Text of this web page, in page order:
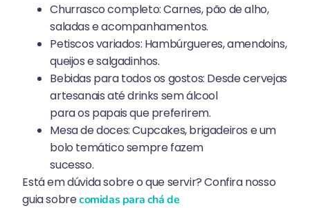
Churrasco completo: Carnes, pão de alho,
saladas e acompanhamentos.
Petiscos variados: Hambúrgueres, amendoins,
queijos e salgadinhos.
Bebidas para todos os gostos: Desde cervejas
artesanais até drinks sem álcool
para os papais que preferirem.
Mesa de doces: Cupcakes, brigadeiros e um
bolo temático sempre fazem
sucesso.
Está em dúvida sobre o que servir? Confira nosso
guia sobrecomidas para chá de